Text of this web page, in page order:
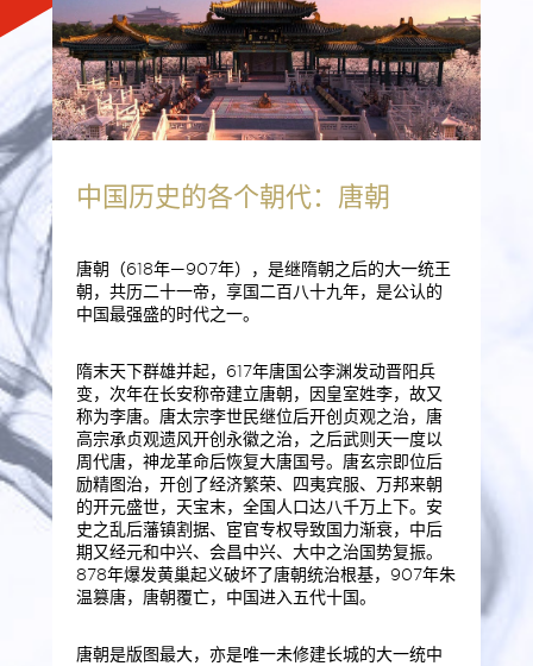
中国历史的各个朝代：唐朝
唐朝（618年—907年），是继隋朝之后的大一统王
朝，共历二十一帝，享国二百八十九年，是公认的
中国最强盛的时代之一。
隋末天下群雄并起，617年唐国公李渊发动晋阳兵
变，次年在长安称帝建立唐朝，因皇室姓李，故又
称为李唐。唐太宗李世民继位后开创贞观之治，唐
高宗承贞观遗风开创永徽之治，之后武则天一度以
周代唐，神龙革命后恢复大唐国号。唐玄宗即位后
励精图治，开创了经济繁荣、四夷宾服、万邦来朝
的开元盛世，天宝末，全国人口达八千万上下。安
史之乱后藩镇割据、宦官专权导致国力渐衰，中后
期又经元和中兴、会昌中兴、大中之治国势复振。
878年爆发黄巢起义破坏了唐朝统治根基，907年朱
温篡唐，唐朝覆亡，中国进入五代十国。
唐朝是版图最大，亦是唯一未修建长城的大一统中